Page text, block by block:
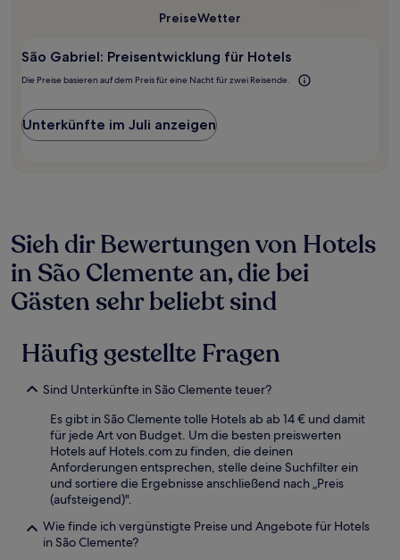
2 Erwachsenen
wurde.
und
Verfügbarkeiten
zusätzliche
Bedingungen
gelten.
PreiseWetter
São Gabriel: Preisentwicklung für Hotels
Die Preise basieren auf dem Preis für eine Nacht für zwei Reisende.
Unterkünfte im Juli anzeigen
Sieh dir Bewertungen von Hotels
in São Clemente an, die bei
Gästen sehr beliebt sind
Häufig gestellte Fragen
Sind Unterkünfte in São Clemente teuer?
Es gibt in São Clemente tolle Hotels ab ab 14 € und damit
für jede Art von Budget. Um die besten preiswerten
Hotels auf Hotels.com zu finden, die deinen
Anforderungen entsprechen, stelle deine Suchfilter ein
und sortiere die Ergebnisse anschließend nach „Preis
(aufsteigend)".
Wie finde ich vergünstigte Preise und Angebote für Hotels
in São Clemente?